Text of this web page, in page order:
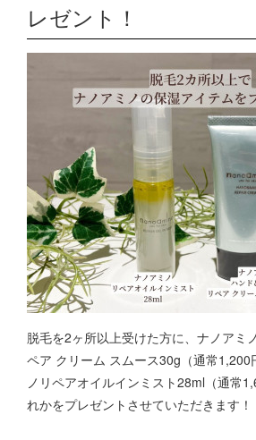
レゼント！
脱毛を2ヶ所以上受けた方に、ナノアミ
ペア クリーム スムース30g（通常1,200
ノリペアオイルインミスト28ml（通常
れかをプレゼントさせていただきます！